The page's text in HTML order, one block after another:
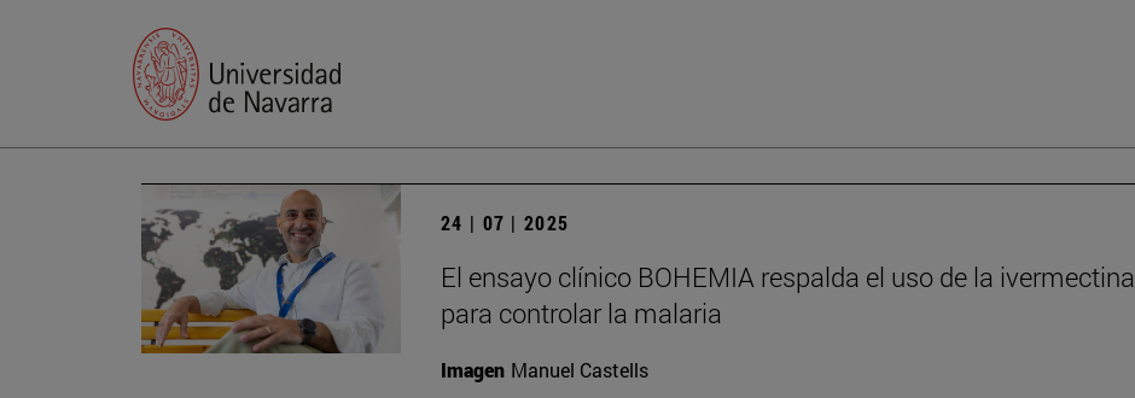
24 | 07 | 2025
El ensayo clínico BOHEMIA respalda el uso de la ivermectina
para controlar la malaria
Imagen Manuel Castells